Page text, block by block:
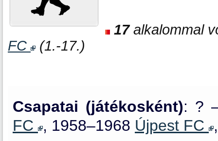
17alkalommal
FC
(1.-17.)
Csapatai (játékosként): ?
FC
, 1958–1968 Újpest FC